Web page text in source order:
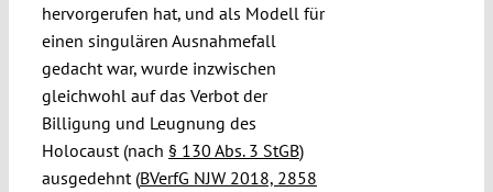
hervorgerufen hat, und als Modell für
einen singulären Ausnahmefall
gedacht war, wurde inzwischen
gleichwohl auf das Verbot der
Billigung und Leugnung des
Holocaust (nach § 130 Abs. 3 StGB)
ausgedehnt (BVerfG NJW 2018, 2858